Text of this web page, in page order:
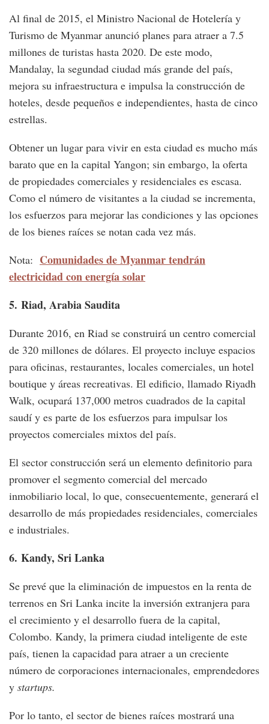
Al final de 2015, el Ministro Nacional de Hotelería y
Turismo de Myanmar anunció planes para atraer a 7.5
millones de turistas hasta 2020. De este modo,
Mandalay, la segundad ciudad más grande del país,
mejora su infraestructura e impulsa la construcción de
hoteles, desde pequeños e independientes, hasta de cinco
estrellas.
Obtener un lugar para vivir en esta ciudad es mucho más
barato que en la capital Yangon; sin embargo, la oferta
de propiedades comerciales y residenciales es escasa.
Como el número de visitantes a la ciudad se incrementa,
los esfuerzos para mejorar las condiciones y las opciones
de los bienes raíces se notan cada vez más.
Nota: Comunidades de Myanmar tendrán
electricidad con energía solar
5. Riad, Arabia Saudita
Durante 2016, en Riad se construirá un centro comercial
de 320 millones de dólares. El proyecto incluye espacios
para oficinas, restaurantes, locales comerciales, un hotel
boutique y áreas recreativas. El edificio, llamado Riyadh
Walk, ocupará 137,000 metros cuadrados de la capital
saudí y es parte de los esfuerzos para impulsar los
proyectos comerciales mixtos del país.
El sector construcción será un elemento definitorio para
promover el segmento comercial del mercado
inmobiliario local, lo que, consecuentemente, generará el
desarrollo de más propiedades residenciales, comerciales
e industriales.
6. Kandy, Sri Lanka
Se prevé que la eliminación de impuestos en la renta de
terrenos en Sri Lanka incite la inversión extranjera para
el crecimiento y el desarrollo fuera de la capital,
Colombo. Kandy, la primera ciudad inteligente de este
país, tienen la capacidad para atraer a un creciente
número de corporaciones internacionales, emprendedores
y startups.
Por lo tanto, el sector de bienes raíces mostrará una